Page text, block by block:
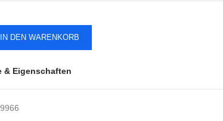
IN DEN WARENKORB
& Eigenschaften